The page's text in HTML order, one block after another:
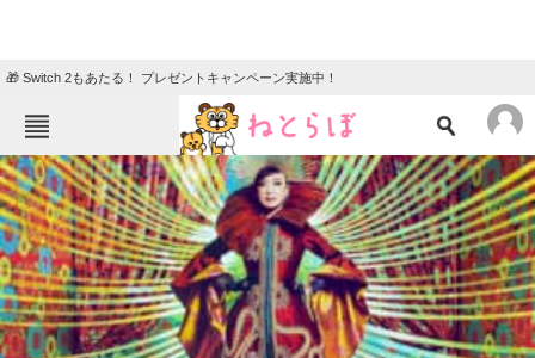
🎁 Switch 2もあたる！ プレゼントキャンペーン実施中！
ねとらぼメニュー
TOP ニュース
エンタメ クイズ
グルメ 地域
住まい 教育・育児